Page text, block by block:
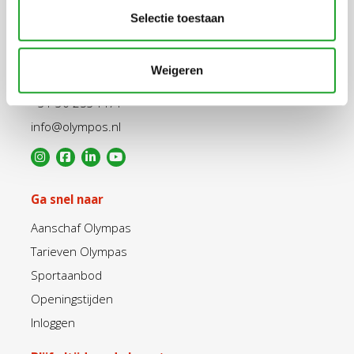
Selectie toestaan
Weigeren
Uppsalalaan 3, 3584 CT Utrecht
+31 30 2534471
info@olympos.nl
Ga snel naar
Aanschaf Olympas
Tarieven Olympas
Sportaanbod
Openingstijden
Inloggen